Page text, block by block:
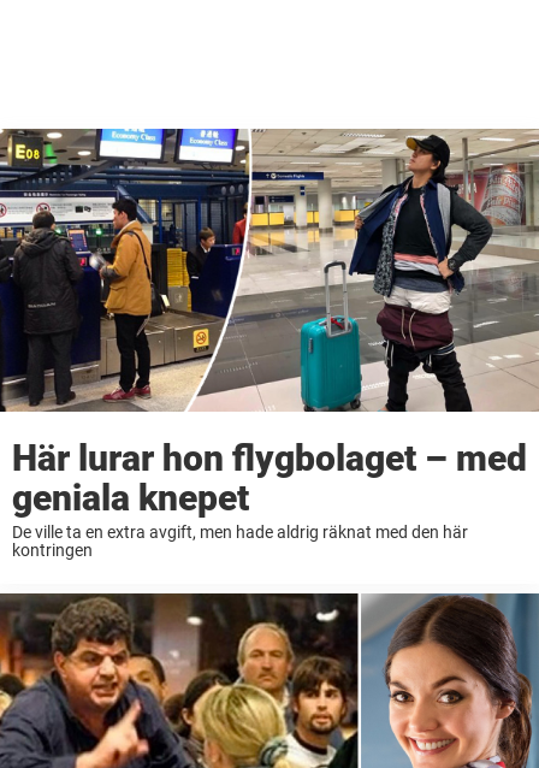
Här lurar hon flygbolaget – med
geniala knepet
De ville ta en extra avgift, men hade aldrig räknat med den här
kontringen